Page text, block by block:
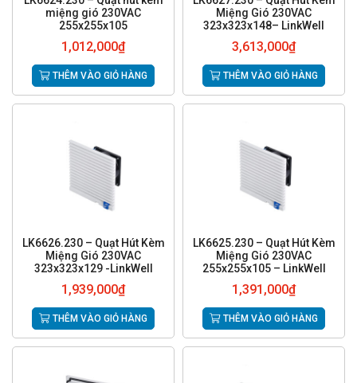
miệng gió 230VAC
255x255x105
1,012,000₫
THÊM VÀO GIỎ HÀNG
Miệng Gió 230VAC
323x323x148– LinkWell
3,613,000₫
THÊM VÀO GIỎ HÀNG
LK6626.230 – Quạt Hút Kèm
Miệng Gió 230VAC
323x323x129 -LinkWell
1,939,000₫
THÊM VÀO GIỎ HÀNG
LK6625.230 – Quạt Hút Kèm
Miệng Gió 230VAC
255x255x105 – LinkWell
1,391,000₫
THÊM VÀO GIỎ HÀNG